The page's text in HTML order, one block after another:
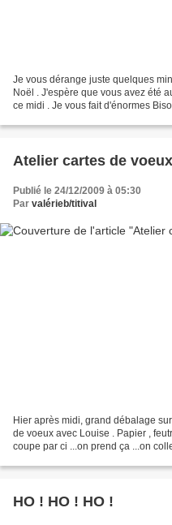
Je vous dérange juste quelques
Noël . J'espère que vous avez été
ce midi . Je vous fait d'énormes
Atelier cartes de voeux
Publié le 24/12/2009 à 05:30
Par valérieb/titival
Hier après midi, grand débalage
de voeux avec Louise . Papier ,
coupe par ci ...on prend ça ...on
HO ! HO ! HO !